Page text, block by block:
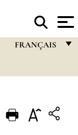
FRANÇAIS
PORTUGUÊS